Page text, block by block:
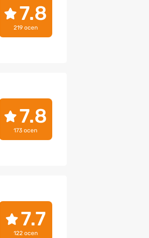
7.8
219 ocen
7.8
173 ocen
7.7
122 ocen